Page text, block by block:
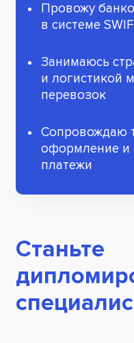
Провожу
в системе
Занимаюсь
и логистикой
перевозок
Сопровождаю
оформление и
платежи
Станьте